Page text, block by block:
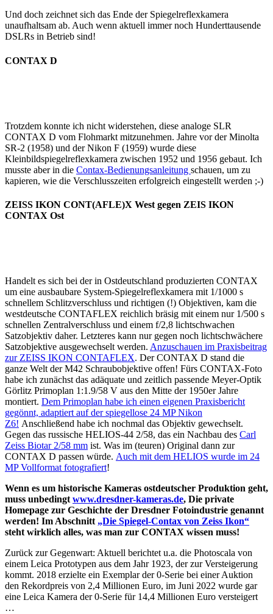
Und doch zeichnet sich das Ende der Spiegelreflexkamera
unaufhaltsam ab. Auch wenn aktuell immer noch Hunderttausende
DSLRs in Betrieb sind!
CONTAX D
Trotzdem konnte ich nicht widerstehen, diese analoge SLR
CONTAX D vom Flohmarkt mitzunehmen. Jahre vor der Minolta
SR-2 (1958) und der Nikon F (1959) wurde diese
Kleinbildspiegelreflexkamera zwischen 1952 und 1956 gebaut. Ich
musste aber in die Contax-Bedienungsanleitung schauen, um zu
kapieren, wie die Verschlusszeiten erfolgreich eingestellt werden ;-)
ZEISS IKON CONT(AFLE)X West gegen ZEIS IKON
CONTAX Ost
Handelt es sich bei der in Ostdeutschland produzierten CONTAX
um eine ausbaubare System-Spiegelreflexkamera mit 1/1000 s
schnellem Schlitzverschluss und richtigen (!) Objektiven, kam die
westdeutsche CONTAFLEX reichlich bräsig mit einem nur 1/500 s
schnellen Zentralverschluss und einem f/2,8 lichtschwachen
Satzobjektiv daher. Letzteres kann nur gegen noch lichtschwächere
Satzobjektive ausgewechselt werden. Anzuschauen im Praxisbeitrag
zur ZEISS IKON CONTAFLEX. Der CONTAX D stand die
ganze Welt der M42 Schraubobjektive offen! Fürs CONTAX-Foto
habe ich zunächst das adäquate und zeitlich passende Meyer-Optik
Görlitz Primoplan 1:1.9/58 V aus den Mitte der 1950er Jahre
montiert. Dem Primoplan habe ich einen eigenen Praxisbericht
gegönnt, adaptiert auf der spiegellose 24 MP Nikon
Z6! Anschließend habe ich nochmal das Objektiv gewechselt.
Gegen das russische HELIOS-44 2/58, das ein Nachbau des Carl
Zeiss Biotar 2/58 mm ist. Was im (teuren) Original dann zur
CONTAX D passen würde. Auch mit dem HELIOS wurde im 24
MP Vollformat fotografiert!
Wenn es um historische Kameras ostdeutscher Produktion geht,
muss unbedingtwww.dresdner-kameras.de, Die private
Homepage zur Geschichte der Dresdner Fotoindustrie genannt
werden! Im Abschnitt „Die Spiegel-Contax von Zeiss Ikon“
steht wirklich alles, was man zur CONTAX wissen muss!
Zurück zur Gegenwart: Aktuell berichtet u.a. die Photoscala von
einem Leica Prototypen aus dem Jahr 1923, der zur Versteigerung
kommt. 2018 erzielte ein Exemplar der 0-Serie bei einer Auktion
den Rekordpreis von 2,4 Millionen Euro, im Juni 2022 wurde gar
eine Leica Kamera der 0-Serie für 14,4 Millionen Euro versteigert
…